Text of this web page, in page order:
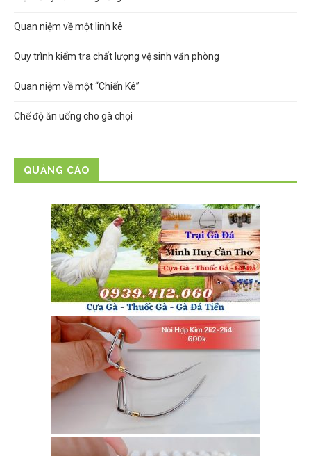
Quan niệm về một linh kê
Quy trình kiểm tra chất lượng vệ sinh văn phòng
Quan niệm về một “Chiến Kê”
Chế độ ăn uống cho gà chọi
QUẢNG CÁO